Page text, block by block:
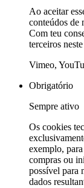
Ao aceitar
conteúdos de
Com teu
terceiros
Vimeo,
Obrigatório
Sempre ativo
Os cookies
exemplo,
compras ou
possível para
dados